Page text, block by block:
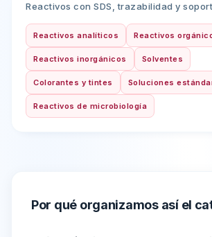
Reactivos con SDS, trazabilidad y
Reactivos analíticos Reactivos
Reactivos inorgánicos Solventes
Colorantes y tintes Soluciones
Reactivos de microbiología
Por qué organizamos así el